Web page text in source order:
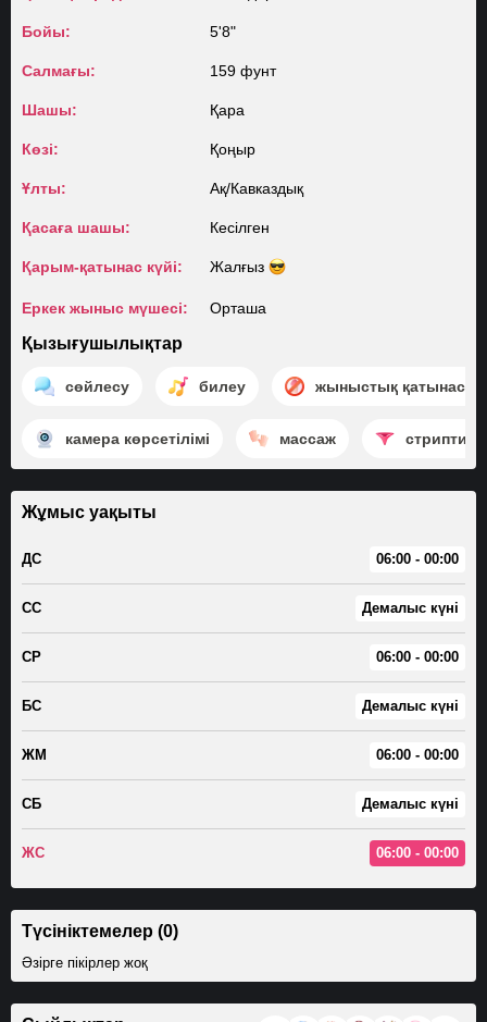
Бойы: 5'8"
Салмағы: 159 фунт
Шашы: Қара
Көзі: Қоңыр
Ұлты: Ақ/​Кавказдық
Қасаға шашы: Кесілген
Қарым-қатынас күйі: Жалғыз
Еркек жыныс мүшесі: Орташа
Қызығушылықтар
сөйлесу билеу жыныстық қатынасқа
камера көрсетілімі массаж стриптиз
Жұмыс уақыты
ДС 06:00 - 00:00
СС Демалыс күні
СР 06:00 - 00:00
БС Демалыс күні
ЖМ 06:00 - 00:00
СБ Демалыс күні
ЖС 06:00 - 00:00
Түсініктемелер (0)
Әзірге пікірлер жоқ